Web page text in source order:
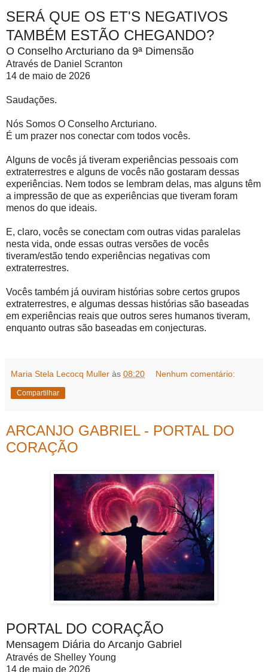
SERÁ QUE OS ET'S NEGATIVOS
TAMBÉM ESTÃO CHEGANDO?
O Conselho Arcturiano da 9ª Dimensão
Através de Daniel Scranton
14 de maio de 2026
Saudações.
Nós Somos O Conselho Arcturiano.
É um prazer nos conectar com todos vocês.
Alguns de vocês já tiveram experiências pessoais com
extraterrestres e alguns de vocês não gostaram dessas
experiências. Nem todos se lembram delas, mas alguns têm
a impressão de que as experiências que tiveram foram
menos do que ideais.
E, claro, vocês se conectam com outras vidas paralelas
nesta vida, onde essas outras versões de vocês
tiveram/estão tendo experiências negativas com
extraterrestres.
Vocês também já ouviram histórias sobre certos grupos
extraterrestres, e algumas dessas histórias são baseadas
em experiências reais que outros seres humanos tiveram,
enquanto outras são baseadas em conjecturas.
Maria Stela Lecocq Muller às 08:20 Nenhum comentário:
Compartilhar
ARCANJO GABRIEL - PORTAL DO
CORAÇÃO
PORTAL DO CORAÇÃO
Mensagem Diária do Arcanjo Gabriel
Através de Shelley Young
14 de maio de 2026